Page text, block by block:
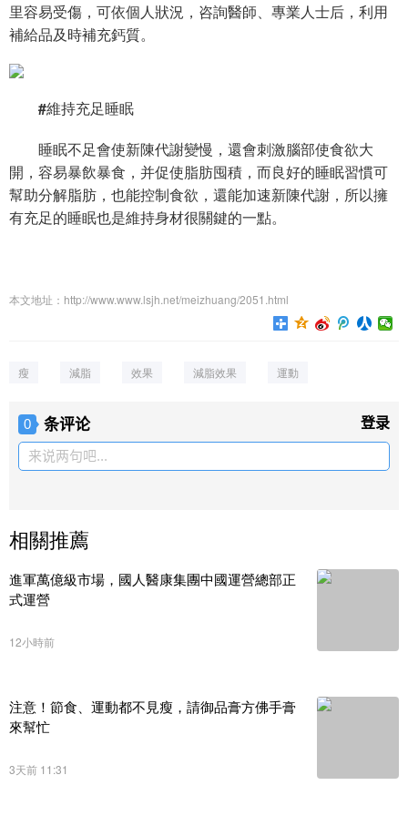
里容易受傷，可依個人狀況，咨詢醫師、專業人士后，利用
補給品及時補充鈣質。
#維持充足睡眠
睡眠不足會使新陳代謝變慢，還會刺激腦部使食欲大
開，容易暴飲暴食，并促使脂肪囤積，而良好的睡眠習慣可
幫助分解脂肪，也能控制食欲，還能加速新陳代謝，所以擁
有充足的睡眠也是維持身材很關鍵的一點。
本文地址：http://www.www.lsjh.net/meizhuang/2051.html
瘦 減脂 效果 減脂效果 運動
0 条评论 登录
来说两句吧...
相關推薦
進軍萬億級市場，國人醫康集團中國運營總部正
式運營
12小時前
注意！節食、運動都不見瘦，請御品膏方佛手膏
來幫忙
3天前 11:31